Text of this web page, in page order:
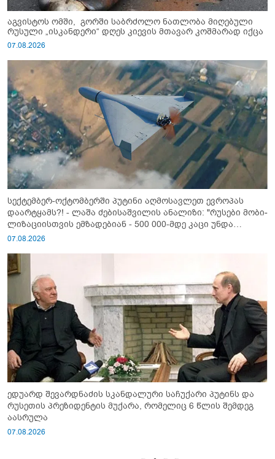
აგვისტოს ომში, გორში საბრძოლო ნათლობა მიღებული
რუსული „ისკანდერი“ დღეს კიევის მთავარ კოშმარად იქცა
07.08.2026
სექტემბერ-ოქტომბერში პუტინი აღმოსავლეთ ევროპას
დაარტყამს?! - ლაშა ძებისაშვილის ანალიზი: "რუსები მობი­
ლიზაციისთვის ემზადებიან - 500 000-მდე კაცი უნდა
გაიწვიონ ომში"
07.08.2026
ედუარდ შევარდნაძის სკანდალური საჩუქარი პუტინს და
რუსეთის პრეზიდენტის მუქარა, რომელიც 6 წლის შემდეგ
აასრულა
07.08.2026